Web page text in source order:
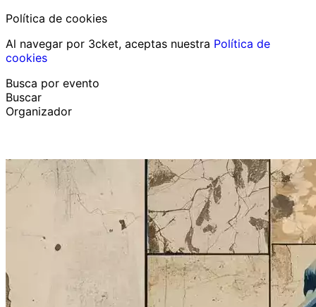
Política de cookies
Al navegar por 3cket, aceptas nuestra Política de
cookies
Busca por evento
Buscar
Organizador
Español
Ayuda al participante
He perdido mi entrada
LoginPromover evento